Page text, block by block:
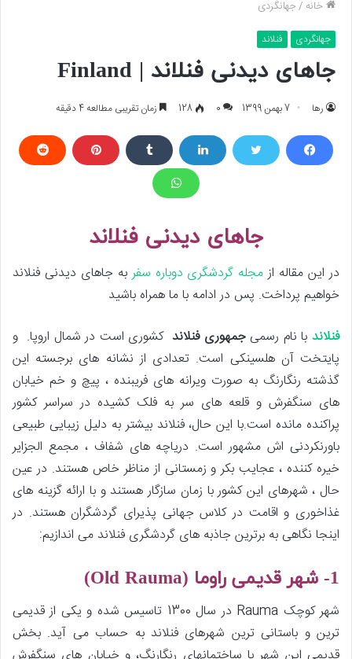
خانه /جهانگردی
جهانگردی فنلاند
جاهای دیدنی فنلاند | Finland
رها 7 بهمن 1399 0
128 زمان تقریبی مطالعه 4 دقیقه
جاهای دیدنی فنلاند
در این مقاله ازمجله گردشگری دوباره سفربه جاهای دیدنی فنلاند
خواهیم پرداخت. پس در ادامه با ما همراه باشید
فنلاند با نام رسمیجمهوری فنلاندکشوری است در شمال اروپا. و
پایتخت آن هلسینکی است. تعدادی از نشانه های برجسته این
گذشته رنگارنگ به صورت ویرانه های فریبنده ، پیچ و خم خیابان
های سنگفرش و قلعه های سر به فلک کشیده در سراسر کشور
پراکنده مانده است.با این حال، فنلاند بیشتر به دلیل زیبایی طبیعی
باورنکردنی اش مشهور است. دریاچه های شفاف ، مجمع الجزایر
خیره کننده ، عجایب بکر و زمستانی از مناظر خاص هستند. در عین
حال ، شهرهای این کشور با زمان سازگار هستند و با ارائه گزینه های
غذاخوری و اقامت در کلاس جهانی پذیرای گردشگران هستند. در
اینجا نگاهی به برترین جاذبه های گردشگری فنلاند می اندازیم:
1- شهر قدیمی راوما ( Old Rauma
)
شهر کوچک Rauma در سال 1300 تاسیس شده و یکی از قدیمی
ترین و باستانی ترین شهرهای فنلاند به حساب می آید. بخش